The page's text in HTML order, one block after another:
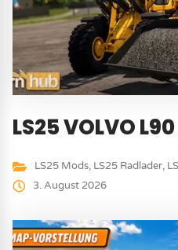
LS25 VOLVO
LS25 Mods, LS25 Radlader,
3. August 2026